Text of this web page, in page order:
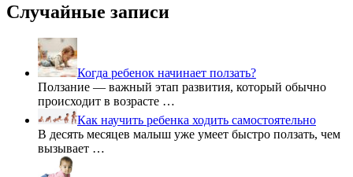
Случайные записи
Когда ребенок начинает ползать?
Ползание — важный этап развития, который обычно
происходит в возрасте …
Как научить ребенка ходить самостоятельно
В десять месяцев малыш уже умеет быстро ползать, чем
вызывает …